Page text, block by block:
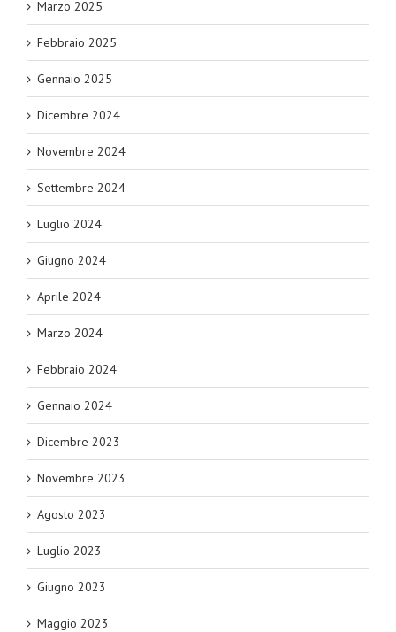
Marzo 2025
Febbraio 2025
Gennaio 2025
Dicembre 2024
Novembre 2024
Settembre 2024
Luglio 2024
Giugno 2024
Aprile 2024
Marzo 2024
Febbraio 2024
Gennaio 2024
Dicembre 2023
Novembre 2023
Agosto 2023
Luglio 2023
Giugno 2023
Maggio 2023